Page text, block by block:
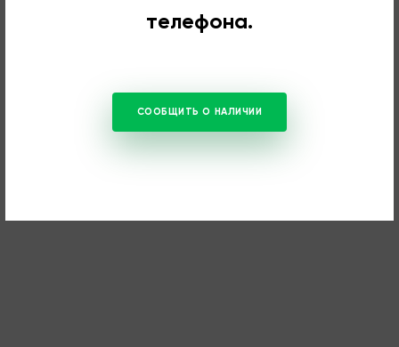
телефона.
СООБЩИТЬ О НАЛИЧИИ